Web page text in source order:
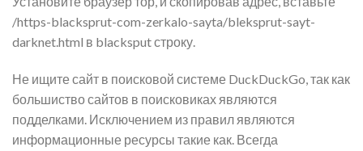
/https-blacksprut-com-zerkalo-sayta/bleksprut-sayt-
darknet.html в blacksput строку.
Не ищите сайт в поисковой системе DuckDuckGo, так как
большиство сайтов в поисковиках являются
подделками. Исключением из правил являются
информационные ресурсы такие как. Всегда